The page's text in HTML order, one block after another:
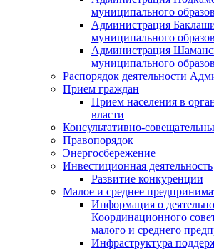
муниципального
Администрация
муниципального
Администрация
муниципального
Распорядок деятельности
Прием граждан
Прием населения в
власти
Консультативно-
Правопорядок
Энергосбережение
Инвестиционная деятельность
Развитие конкуренции
Малое и среднее
Информация о
Координационного
малого и среднего
Инфраструктура